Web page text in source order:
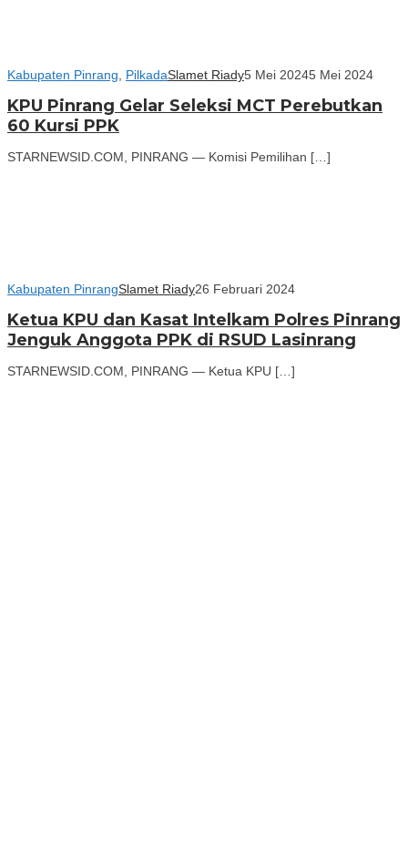
Kabupaten Pinrang, PilkadaSlamet Riady5 Mei 20245 Mei 2024
KPU Pinrang Gelar Seleksi MCT Perebutkan
60 Kursi PPK
STARNEWSID.COM, PINRANG — Komisi Pemilihan […]
Kabupaten PinrangSlamet Riady26 Februari 2024
Ketua KPU dan Kasat Intelkam Polres Pinrang
Jenguk Anggota PPK di RSUD Lasinrang
STARNEWSID.COM, PINRANG — Ketua KPU […]